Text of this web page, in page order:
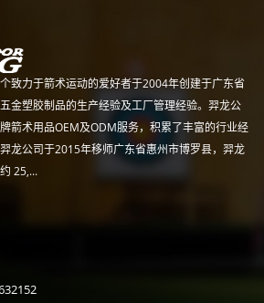
致力于箭术运动的爱好者于2004年创建于广东省
金塑胶制品的生产经验及工厂管理经验。羿龙公
箭术用品OEM及ODM服务，积累了丰富的行业经
龙公司于2015年移师广东省惠州市博罗县，羿龙
25,...